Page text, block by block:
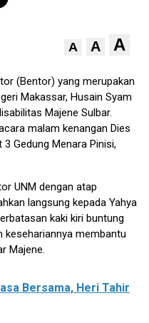
A A A
(Bentor) yang merupakan
Makassar, Husain Syam
Majene Sulbar.
malam kenangan Dies
Gedung Menara Pinisi,
UNM dengan atap
langsung kepada Yahya
kaki kiri buntung
membantu
Majene.
Bersama, Heri Tahir